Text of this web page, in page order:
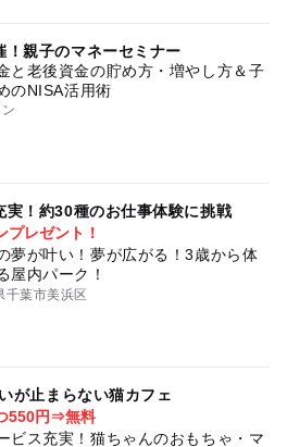
！親子のマネーセミナー
と老後資金の貯め方・増やし方＆子
のNISA活用術
実！約30種のお仕事体験に挑戦
プレゼント！
夢が叶い！夢が広がる！3歳から体
屋内パーク！
千葉市美浜区
が止まらない猫カフェ
550円⇒無料
ビス充実！猫ちゃんのおもちゃ・マ